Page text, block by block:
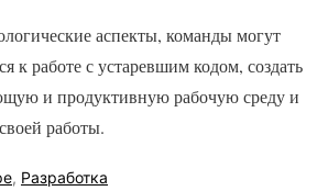
аспекты, команды могут
к работе с устаревшим кодом, создать
и продуктивную рабочую среду и
работы.
, Разработка